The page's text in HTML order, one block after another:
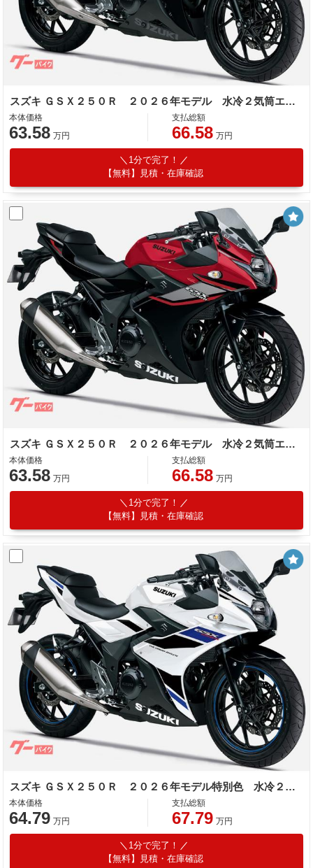
スズキ ＧＳＸ２５０Ｒ ２０２６年モデル 水冷２気筒エンジン
本体価格
63.58 万円
支払総額
66.58 万円
1分で完了！
【無料】見積・在庫確認
スズキ ＧＳＸ２５０Ｒ ２０２６年モデル 水冷２気筒エンジン
本体価格
63.58 万円
支払総額
66.58 万円
1分で完了！
【無料】見積・在庫確認
スズキ ＧＳＸ２５０Ｒ ２０２６年モデル特別色 水冷２気筒エンジン
本体価格
64.79 万円
支払総額
67.79 万円
1分で完了！
【無料】見積・在庫確認